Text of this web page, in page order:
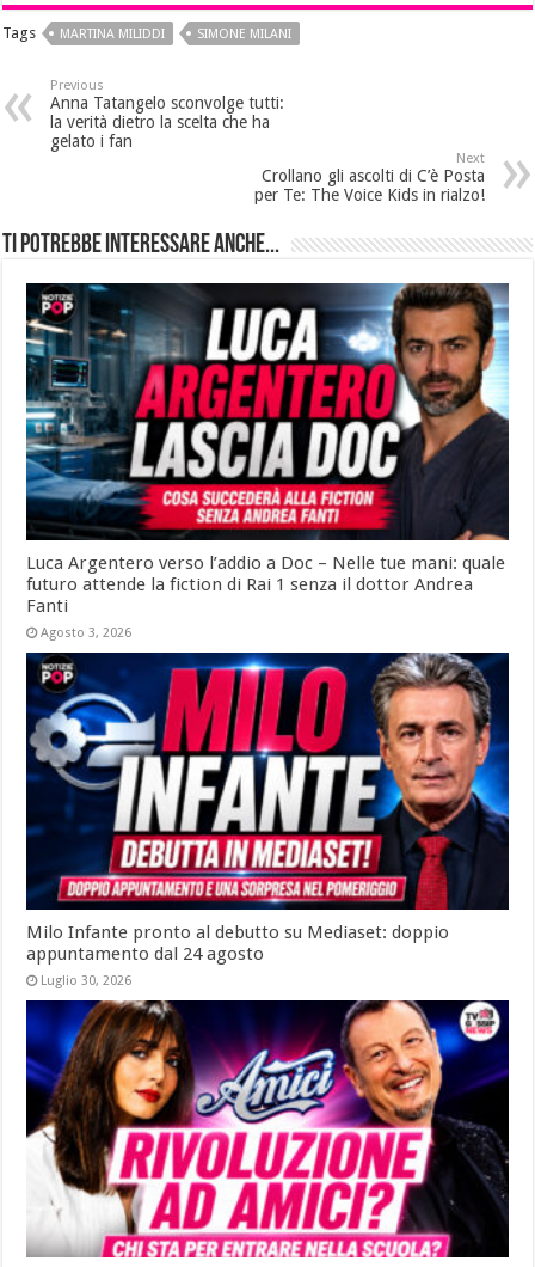
Tags MARTINA MILIDDI SIMONE MILANI
Previous
Anna Tatangelo sconvolge tutti:
la verità dietro la scelta che ha
gelato i fan
Next
Crollano gli ascolti di C’è Posta
per Te: The Voice Kids in rialzo!
Ti potrebbe interessare anche...
Luca Argentero verso l’addio a Doc – Nelle tue mani: quale
futuro attende la fiction di Rai 1 senza il dottor Andrea
Fanti
Agosto 3, 2026
Milo Infante pronto al debutto su Mediaset: doppio
appuntamento dal 24 agosto
Luglio 30, 2026